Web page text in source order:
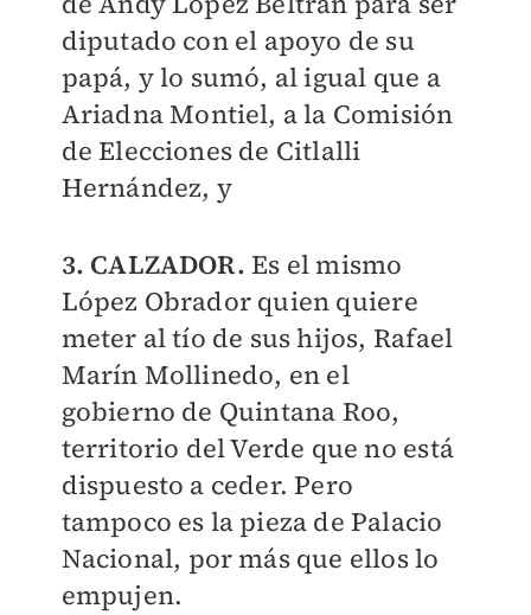
diputado con el apoyo de su
papá, y lo sumó, al igual que a
Ariadna Montiel, a la Comisión
de Elecciones de Citlalli
Hernández, y
3. CALZADOR.Es el mismo
López Obrador quien quiere
meter al tío de sus hijos, Rafael
Marín Mollinedo, en el
gobierno de Quintana Roo,
territorio del Verde que no está
dispuesto a ceder. Pero
tampoco es la pieza de Palacio
Nacional, por más que ellos lo
empujen.